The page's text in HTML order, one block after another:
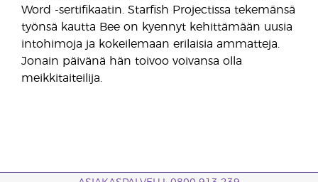
Word -sertifikaatin. Starfish Projectissa tekemänsä
työnsä kautta Bee on kyennyt kehittämään uusia
intohimoja ja kokeilemaan erilaisia ammatteja.
Jonain päivänä hän toivoo voivansa olla
meikkitaiteilija.